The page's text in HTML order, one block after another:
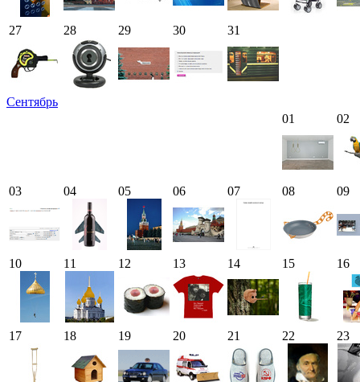
27 28 29 30 31
Сентябрь
01
02
03 04 05 06 07 08 09
10 11 12 13 14 15 16
17 18 19 20 21 22 23